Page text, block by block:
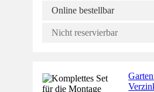
Online bestellbar
Nicht reservierbar